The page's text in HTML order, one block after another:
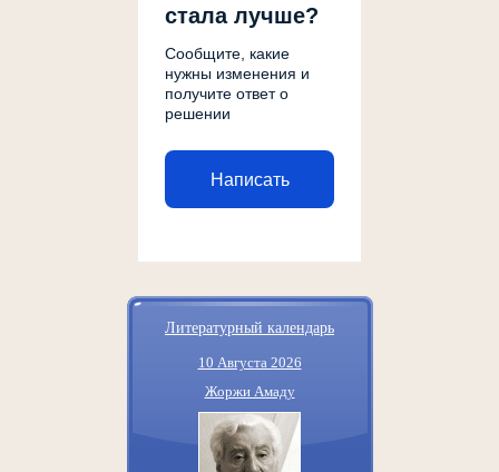
стала лучше?
Сообщите, какие
нужны изменения и
получите ответ о
решении
Написать
Литературный календарь
10 Августа 2026
Жоржи Амаду